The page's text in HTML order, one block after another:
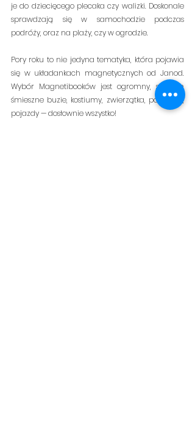
je do dziecięcego plecaka czy walizki. Doskonale
sprawdzają się w samochodzie podczas
podróży, oraz na plaży, czy w ogrodzie.
Pory roku to nie jedyna tematyka, która pojawia
się w układankach magnetycznych od Janod.
Wybór Magnetibooków jest ogromny, są tam
śmieszne buzie, kostiumy, zwierzątka, pory roku,
pojazdy — dosłownie wszystko!